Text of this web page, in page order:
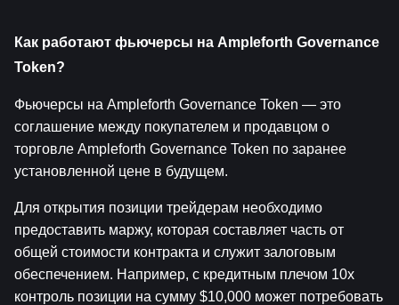
Как работают фьючерсы на Ampleforth Governance
Token?
Фьючерсы на Ampleforth Governance Token — это
соглашение между покупателем и продавцом о
торговле Ampleforth Governance Token по заранее
установленной цене в будущем.
Для открытия позиции трейдерам необходимо
предоставить маржу, которая составляет часть от
общей стоимости контракта и служит залоговым
обеспечением. Например, с кредитным плечом 10x
контроль позиции на сумму $10,000 может потребовать